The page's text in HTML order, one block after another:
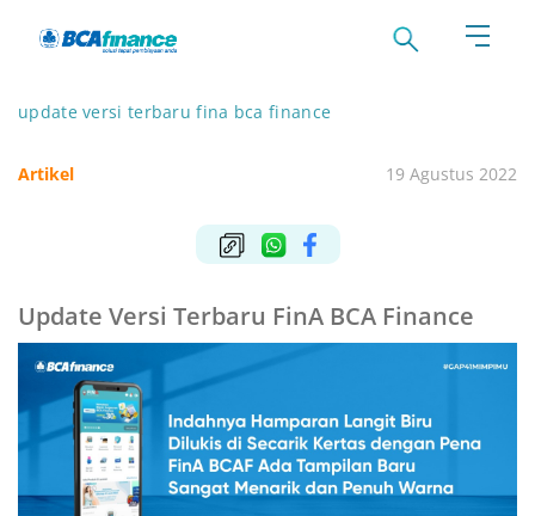
update versi terbaru fina bca finance
Artikel 19 Agustus 2022
Update Versi Terbaru FinA BCA Finance